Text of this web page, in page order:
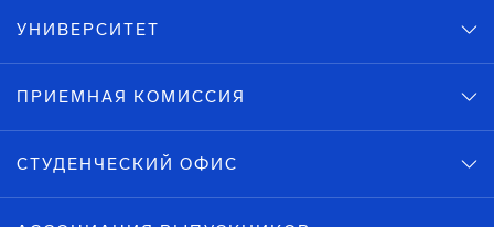
УНИВЕРСИТЕТ
ПРИЕМНАЯ КОМИССИЯ
СТУДЕНЧЕСКИЙ ОФИС